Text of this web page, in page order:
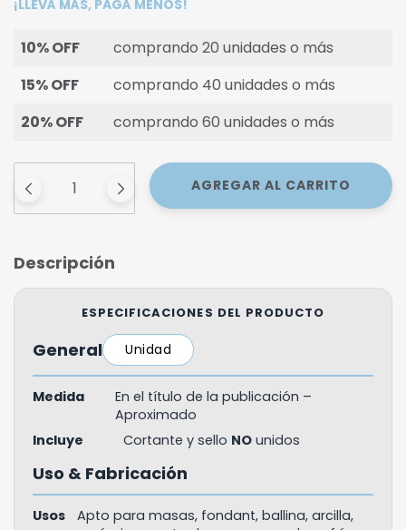
¡LLEVÁ MÁS, PAGÁ MENOS!
10% OFF
comprando 20 unidades o más
15% OFF
comprando 40 unidades o más
20% OFF
comprando 60 unidades o más
Descripción
ESPECIFICACIONES DEL PRODUCTO
General Unidad
Medida
En el título de la publicación –
Aproximado
Incluye
Cortante y sello NO unidos
Uso & Fabricación
Usos
Apto para masas, fondant, ballina, arcilla,